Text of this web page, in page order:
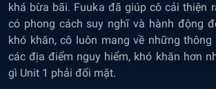
khá bừa bãi. Fuuka đã giúp cô cải thiện
có phong cách suy nghĩ và hành động
khó khăn, cô luôn mang về những
các địa điểm nguy hiểm, khó khăn hơn
gì Unit 1 phải đối mặt.